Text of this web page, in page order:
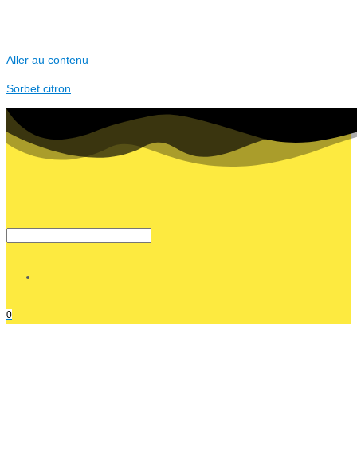
Aller au contenu
Sorbet citron
0